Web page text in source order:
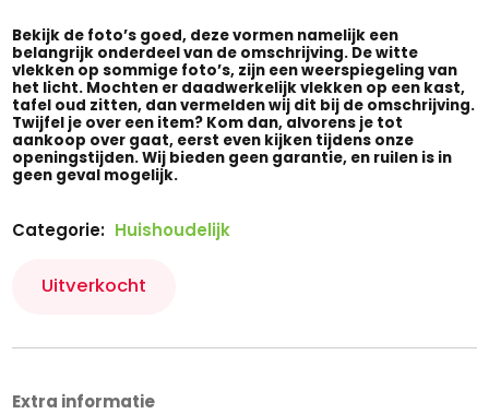
Bekijk de foto’s goed, deze vormen namelijk een
belangrijk onderdeel van de omschrijving. De witte
vlekken op sommige foto’s, zijn een weerspiegeling van
het licht. Mochten er daadwerkelijk vlekken op een kast,
tafel oud zitten, dan vermelden wij dit bij de omschrijving.
Twijfel je over een item? Kom dan, alvorens je tot
aankoop over gaat, eerst even kijken tijdens onze
openingstijden. Wij bieden geen garantie, en ruilen is in
geen geval mogelijk.
Uitverkocht
Categorie: Huishoudelijk
Extra informatie